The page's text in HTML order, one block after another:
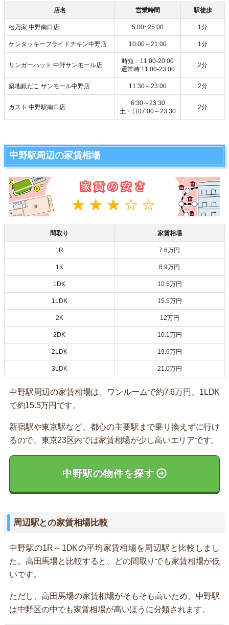
店名 営業時間 駅徒歩
松乃家 中野南口店 5:00~25:00 1分
ケンタッキーフライドチキン中野店 10:00～21:00 1分
リンガーハット 中野サンモール店
時短：11:00-20:00
通常時:11:00-23:00
2分
築地銀だこ サンモール中野店 11:30～23:00 2分
ガスト 中野駅南口店
6:30～23:30
土・日07:00～23:30
2分
中野駅周辺の家賃相場
間取り 家賃相場
1R 7.6万円
1K 8.9万円
1DK 10.5万円
1LDK 15.5万円
2K 12万円
2DK 10.1万円
2LDK 19.6万円
3LDK 21.0万円
中野駅周辺の家賃相場は、ワンルームで約7.6万円、1LDK
で約15.5万円です。
新宿駅や東京駅など、都心の主要駅まで乗り換えずに行け
るので、東京23区内では家賃相場が少し高いエリアです。
中野駅の物件を探す
周辺駅との家賃相場比較
中野駅の1R～1DKの平均家賃相場を周辺駅と比較しまし
た。高田馬場と比較すると、どの間取りでも家賃相場が低
いです。
ただし、高田馬場の家賃相場がそもそも高いため、中野駅
は中野区の中でも家賃相場が高いほうに分類されます。